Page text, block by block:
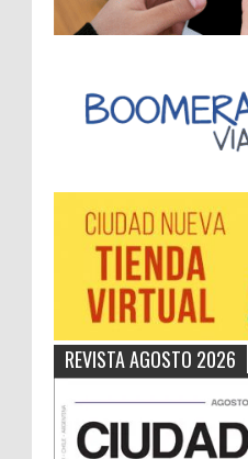
REVISTA AGOSTO 2026